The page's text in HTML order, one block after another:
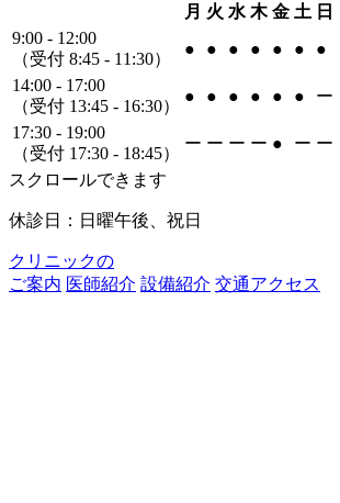
月 火 水 木 金 土 日
9:00 - 12:00
（受付 8:45 - 11:30）
● ● ● ● ● ●
●
14:00 - 17:00
（受付 13:45 - 16:30）
● ● ● ● ● ●
ー
17:30 - 19:00
（受付 17:30 - 18:45）
ー ー ー ー ● ー ー
スクロールできます
休診日： 日曜午後、祝日
クリニックの
ご案内 医師紹介 設備紹介 交通アクセス